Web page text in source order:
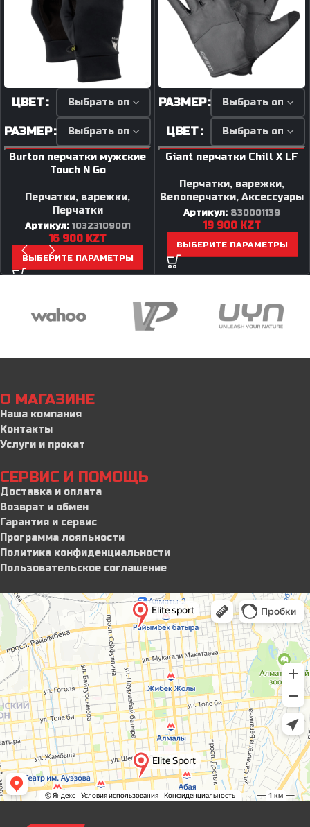
ЦВЕТ
РАЗМЕР
Burton перчатки мужские
Touch N Go
Перчатки, варежки,
Перчатки
Артикул: 10323109001
16 900 KZT
ВЫБЕРИТЕ ПАРАМЕТРЫ
РАЗМЕР
ЦВЕТ
Giant перчатки Chill X LF
Перчатки, варежки,
Велоперчатки, Аксессуары
Артикул: 830001139
19 900 KZT
ВЫБЕРИТЕ ПАРАМЕТРЫ
О МАГАЗИНЕ
Наша компания
Контакты
Услуги и прокат
СЕРВИС И ПОМОЩЬ
Доставка и оплата
Возврат и обмен
Гарантия и сервис
Программа лояльности
Политика конфиденциальности
Пользовательское соглашение